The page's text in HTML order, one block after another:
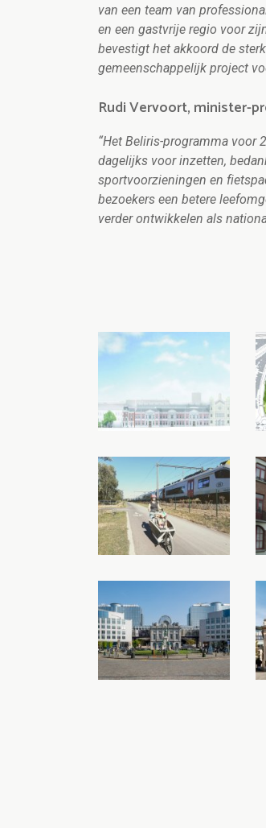
van een team van
en een gastvrije regio voor
bevestigt het akkoord de
gemeenschappelijk project
Rudi Vervoort, minister-
“Het Beliris-programma voor
dagelijks voor inzetten,
sportvoorzieningen en
bezoekers een betere
verder ontwikkelen als